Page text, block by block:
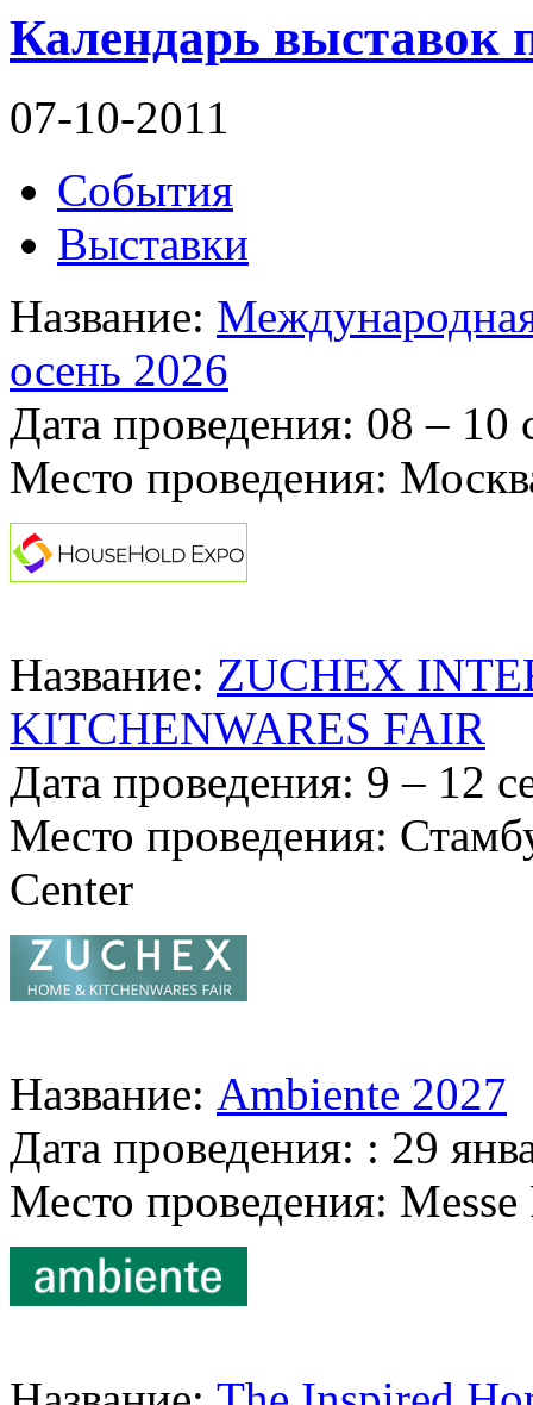
Календарь выставок
07-10-2011
События
Выставки
Название:
осень 2026
Дата проведения: 08 – 10
Место проведения:
Название: ZUCHEX
KITCHENWARES FAIR
Дата проведения: 9 – 12
Место проведения:
Center
Название: Ambiente 2027
Дата проведения: : 29
Место проведения: